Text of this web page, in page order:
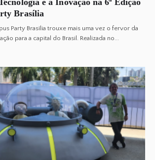
e a Inovação na 6ª Edição
Brasília
Party Brasília trouxe mais uma vez o fervor da
para a capital do Brasil. Realizada no...